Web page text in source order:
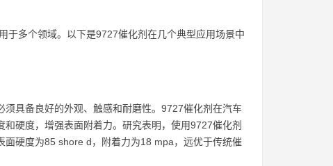
于多个领域。以下是9727催化剂在几个典型应用场景中
具备良好的外观、触感和耐磨性。9727催化剂在汽车
硬度，增强表面附着力。研究表明，使用9727催化剂
硬度为85 shore d，附着力为18 mpa，远优于传统催